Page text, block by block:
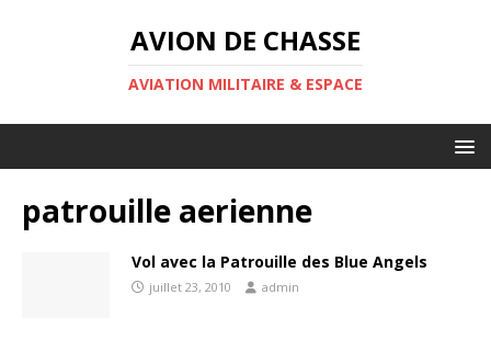
AVION DE CHASSE
AVIATION MILITAIRE & ESPACE
patrouille aerienne
Vol avec la Patrouille des Blue Angels
juillet 23, 2010 admin